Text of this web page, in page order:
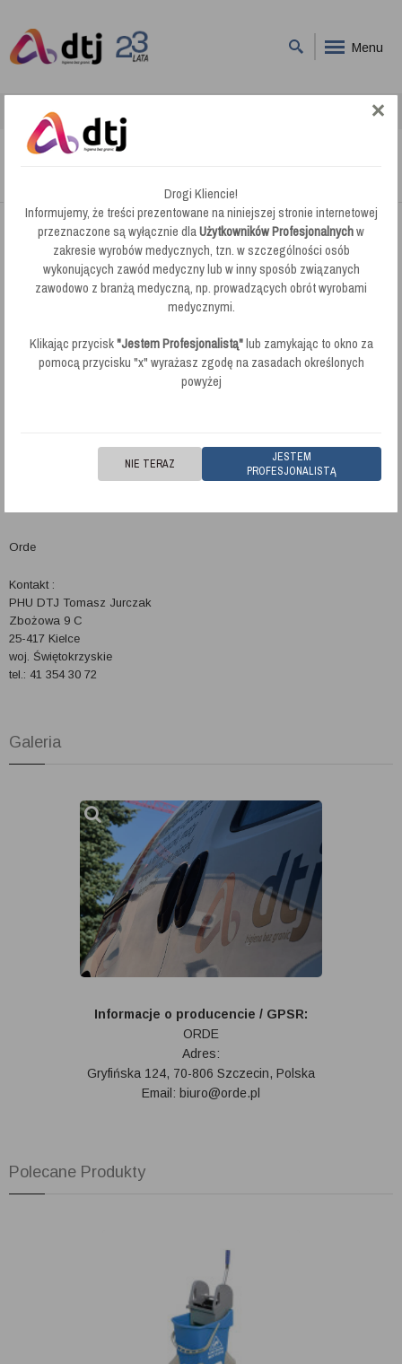
Menu
ORDE
Orde
Kontakt :
PHU DTJ Tomasz Jurczak
Zbożowa 9 C
25-417 Kielce
woj. Świętokrzyskie
tel.: 41 354 30 72
Galeria
Informacje o producencie / GPSR:
ORDE
Adres:
Gryfińska 124, 70-806 Szczecin, Polska
Email: biuro@orde.pl
Polecane Produkty
Drogi Kliencie!
Informujemy, że treści prezentowane na niniejszej stronie internetowej
przeznaczone są wyłącznie dlaUżytkowników Profesjonalnychw
zakresie wyrobów medycznych, tzn. w szczególności osób
wykonujących zawód medyczny lub w inny sposób związanych
zawodowo z branżą medyczną, np. prowadzących obrót wyrobami
medycznymi.
Klikając przycisk"Jestem Profesjonalistą"lub zamykając to okno za
pomocą przycisku "x" wyrażasz zgodę na zasadach określonych
powyżej
JESTEM
PROFESJONALISTĄ
NIE TERAZ